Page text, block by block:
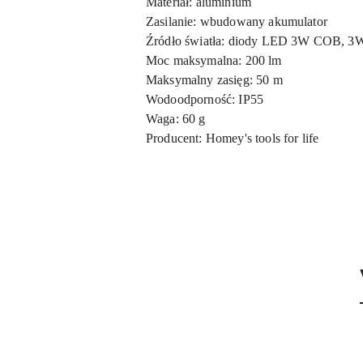
Zasilanie: wbudowany akumulator
Źródło światła: diody LED 3W COB,
Moc maksymalna: 200 lm
Maksymalny zasięg: 50 m
Wodoodporność: IP55
Waga: 60 g
Producent: Homey's tools for life